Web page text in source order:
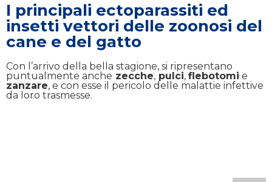
I principali ectoparassiti ed
insetti vettori delle zoonosi del
cane e del gatto
Con l’arrivo della bella stagione, si ripresentano
puntualmente anche zecche, pulci, flebotomi e
zanzare, e con esse il pericolo delle malattie infettive
da loro trasmesse.